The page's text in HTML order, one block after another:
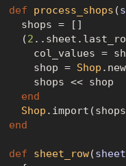
def process_shops (
      (
2
        shop =
Shop
end
Shop
end
def sheet_row(